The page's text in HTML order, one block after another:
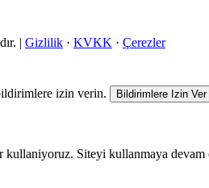
| Gizlilik · KVKK · Çerezler
izin verin. Bildirimlere Izin Ver
kullaniyoruz. Siteyi kullanmaya